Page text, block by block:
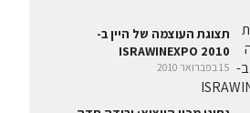
תצוגת העוצמה של היין ב-
ISRAWINEXPO 2010
15 בפברואר 2010